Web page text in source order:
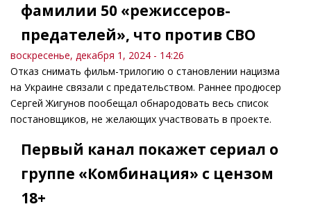
фамилии 50 «режиссеров-
предателей», что против СВО
воскресенье, декабря 1, 2024 - 14:26
Отказ снимать фильм-трилогию о становлении нацизма
на Украине связали с предательством. Раннее продюсер
Сергей Жигунов пообещал обнародовать весь список
постановщиков, не желающих участвовать в проекте.
Первый канал покажет сериал о
группе «Комбинация» с цензом
18+